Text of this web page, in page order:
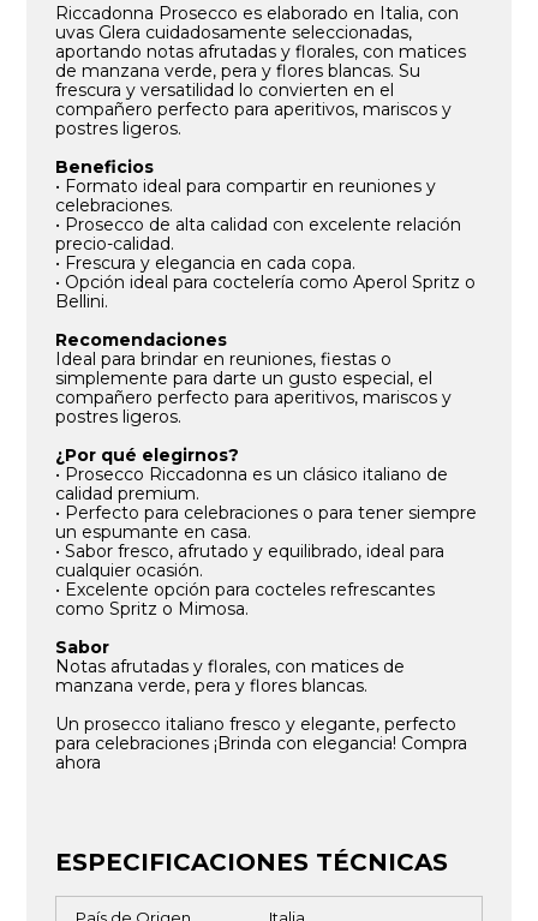
Riccadonna Prosecco es elaborado en Italia, con
uvas Glera cuidadosamente seleccionadas,
aportando notas afrutadas y florales, con matices
de manzana verde, pera y flores blancas. Su
frescura y versatilidad lo convierten en el
compañero perfecto para aperitivos, mariscos y
postres ligeros.
Beneficios
• Formato ideal para compartir en reuniones y
celebraciones.
• Prosecco de alta calidad con excelente relación
precio-calidad.
• Frescura y elegancia en cada copa.
• Opción ideal para coctelería como Aperol Spritz o
Bellini.
Recomendaciones
Ideal para brindar en reuniones, fiestas o
simplemente para darte un gusto especial, el
compañero perfecto para aperitivos, mariscos y
postres ligeros.
¿Por qué elegirnos?
• Prosecco Riccadonna es un clásico italiano de
calidad premium.
• Perfecto para celebraciones o para tener siempre
un espumante en casa.
• Sabor fresco, afrutado y equilibrado, ideal para
cualquier ocasión.
• Excelente opción para cocteles refrescantes
como Spritz o Mimosa.
Sabor
Notas afrutadas y florales, con matices de
manzana verde, pera y flores blancas.
Un prosecco italiano fresco y elegante, perfecto
para celebraciones ¡Brinda con elegancia! Compra
ahora
ESPECIFICACIONES TÉCNICAS